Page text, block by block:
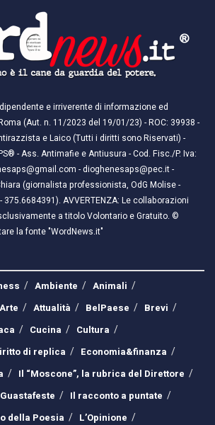
e irriverente di informazione ed
(Aut. n. 11/2023 del 19/01/23) - ROC: 39938 -
e Laico (Tutti i diritti sono Riservati) -
- Ass. Antimafie e Antiusura - Cod. Fisc./P. Iva:
- dioghenesaps@pec.it -
(giornalista professionista, OdG Molise -
AVVERTENZA: Le collaborazioni
a titolo Volontario e Gratuito. ©
la fonte "WordNews.it"
Ambiente
Animali
Arte Attualità BelPaese
Brevi
Cucina
Cultura
di replica
Economia&finanza
Il “Moscone”, la rubrica del Direttore
Il racconto a puntate
della Poesia
L’Opinione